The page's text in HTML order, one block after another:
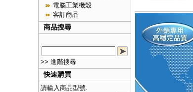
電腦工業機殼
客訂商品
商品搜尋
>> 進階搜尋
快速購買
請輸入商品型號.